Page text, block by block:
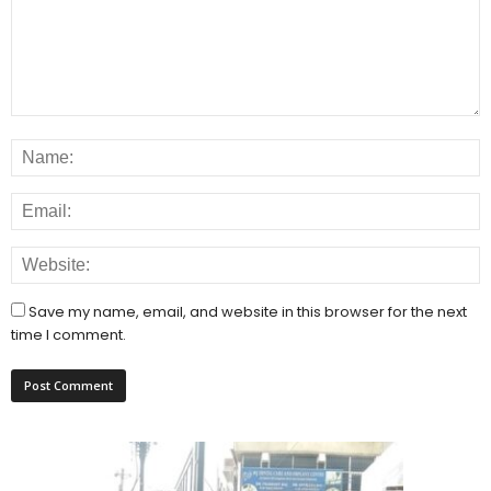
Save my name, email, and website in this browser for the next
time I comment.